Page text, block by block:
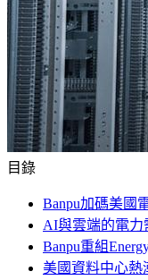
目錄
Banpu加碼美國
AI與雲端的電力
Banpu重組
美國資料中心熱